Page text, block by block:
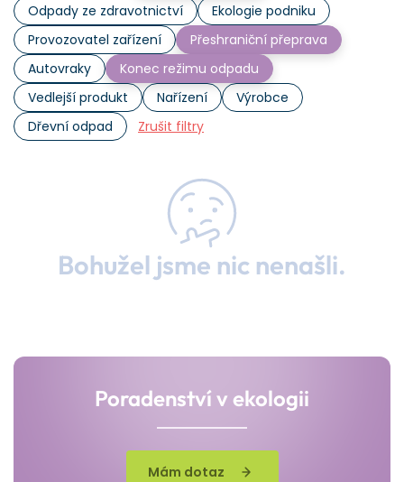
Odpady ze zdravotnictví
Ekologie podniku
Provozovatel zařízení
Přeshraniční přeprava
Autovraky
Konec režimu odpadu
Vedlejší produkt
Nařízení
Výrobce
Dřevní odpad
Zrušit filtry
Bohužel jsme nic nenašli.
Poradenství v ekologii
Mám dotaz